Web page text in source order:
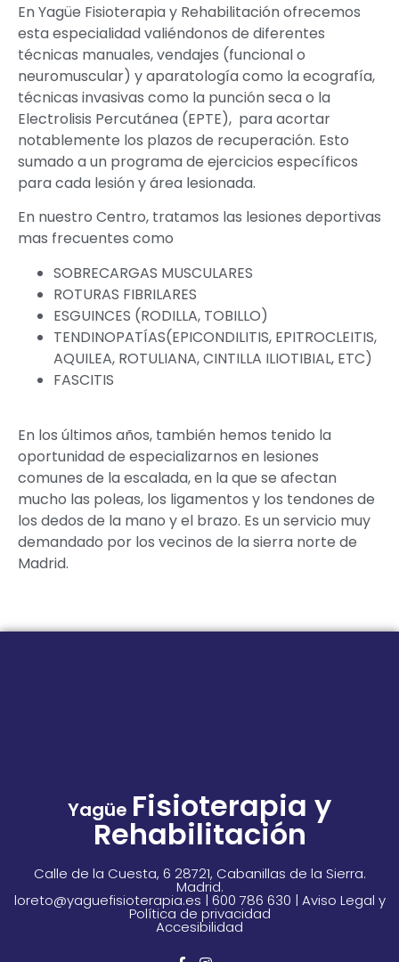
En Yagüe Fisioterapia y Rehabilitación ofrecemos
esta especialidad valiéndonos de diferentes
técnicas manuales, vendajes (funcional o
neuromuscular) y aparatología como la ecografía,
técnicas invasivas como la punción seca o la
Electrolisis Percutánea (EPTE), para acortar
notablemente los plazos de recuperación. Esto
sumado a un programa de ejercicios específicos
para cada lesión y área lesionada.
En nuestro Centro, tratamos las lesiones deportivas
mas frecuentes como
SOBRECARGAS MUSCULARES
ROTURAS FIBRILARES
ESGUINCES (RODILLA, TOBILLO)
TENDINOPATÍAS(EPICONDILITIS, EPITROCLEITIS,
AQUILEA, ROTULIANA, CINTILLA ILIOTIBIAL, ETC)
FASCITIS
En los últimos años, también hemos tenido la
oportunidad de especializarnos en lesiones
comunes de la escalada, en la que se afectan
mucho las poleas, los ligamentos y los tendones de
los dedos de la mano y el brazo. Es un servicio muy
demandado por los vecinos de la sierra norte de
Madrid.
Yagüe Fisioterapia y
Rehabilitación
Calle de la Cuesta, 6 28721, Cabanillas de la Sierra.
Madrid.
loreto@yaguefisioterapia.es | 600 786 630 | Aviso Legal y
Política de privacidad
Accesibilidad